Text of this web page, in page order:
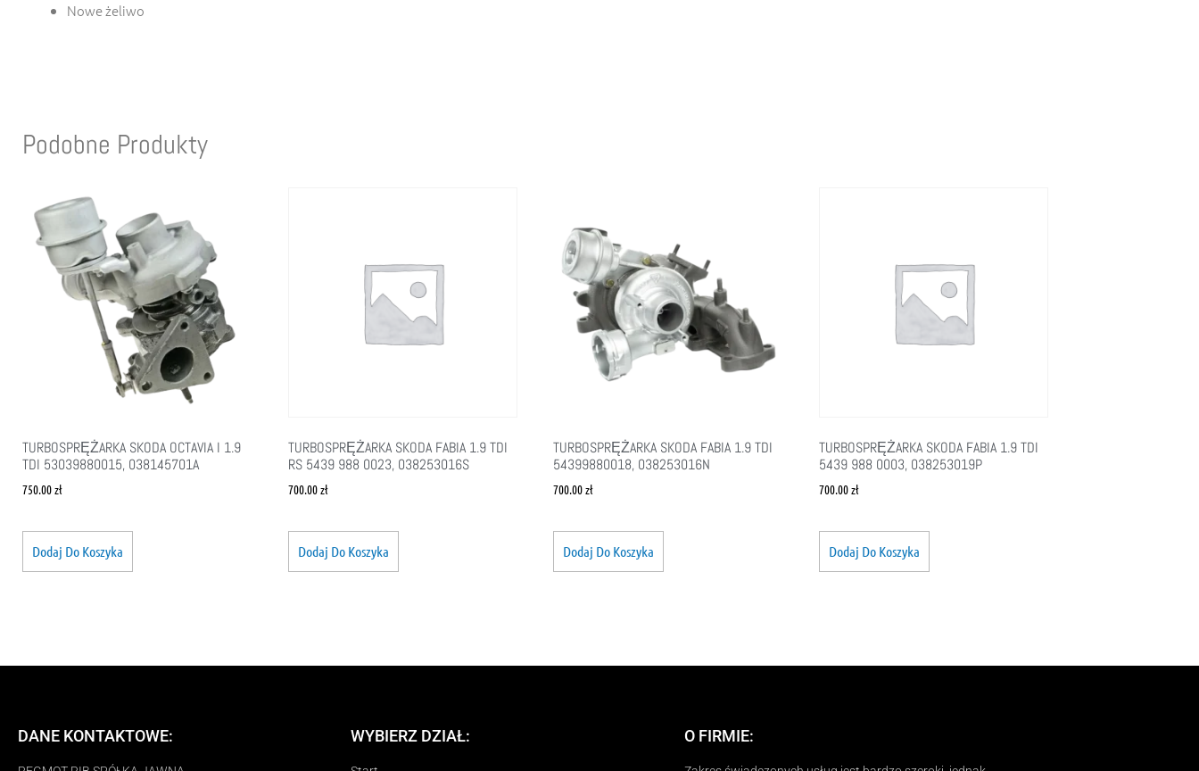
Nowe żeliwo
Podobne Produkty
TURBOSPRĘŻARKA SKODA OCTAVIA I 1.9
TDI 53039880015, 038145701A
750.00zł
Dodaj Do Koszyka
TURBOSPRĘŻARKA SKODA FABIA 1.9 TDI
RS 5439 988 0023, 038253016S
700.00zł
Dodaj Do Koszyka
TURBOSPRĘŻARKA SKODA FABIA 1.9 TDI
54399880018, 038253016N
700.00zł
Dodaj Do Koszyka
TURBOSPRĘŻARKA SKODA FABIA 1.9 TDI
5439 988 0003, 038253019P
700.00zł
Dodaj Do Koszyka
DANE KONTAKTOWE: WYBIERZ DZIAŁ: O FIRMIE: